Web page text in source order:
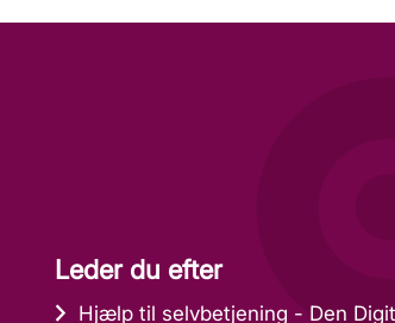
Leder du efter
Hjælp til selvbetjening - Den